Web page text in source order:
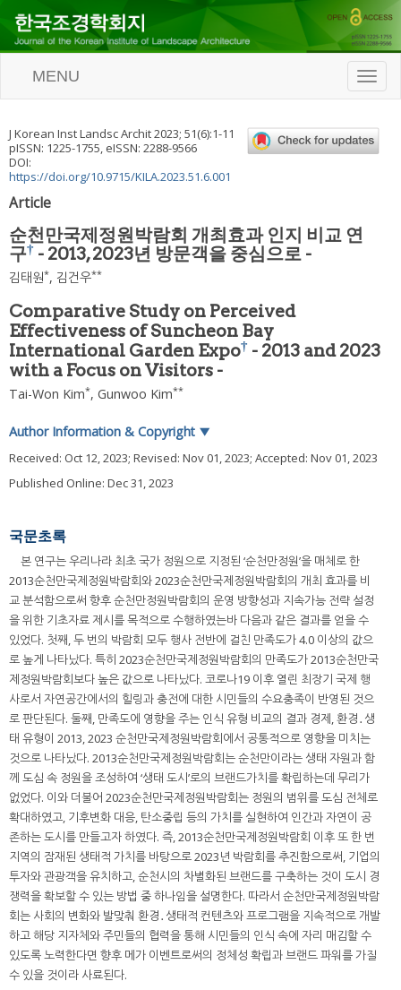
T
o
l
e
MENU
J Korean Inst Landsc Archit2023; 51(6):1-11
pISSN: 1225-1755, eISSN: 2288-9566
DOI:
https://doi.org/10.9715/KILA.2023.51.6.001
Article
순천만국제정원박람회 개최효과 인지 비교 연
구† - 2013, 2023년 방문객을 중심으로 -
김태원*, 김건우**
Comparative Study on Perceived
Effectiveness of Suncheon Bay
International Garden Expo† - 2013 and 2023
with a Focus on Visitors -
Tai-Won Kim*, Gunwoo Kim**
Author Information & Copyright ▼
Received: Oct 12, 2023; Revised: Nov 01, 2023; Accepted: Nov 01, 2023
Published Online: Dec 31, 2023
국문초록
본 연구는 우리나라 최초 국가 정원으로 지정된 ‘순천만정원’을 매체로 한
2013순천만국제정원박람회와 2023순천만국제정원박람회의 개최 효과를 비
교 분석함으로써 향후 순천만정원박람회의 운영 방향성과 지속가능 전략 설정
을 위한 기초자료 제시를 목적으로 수행하였는바 다음과 같은 결과를 얻을 수
있었다. 첫째, 두 번의 박람회 모두 행사 전반에 걸친 만족도가 4.0 이상의 값으
로 높게 나타났다. 특히 2023순천만국제정원박람회의 만족도가 2013순천만국
제정원박람회보다 높은 값으로 나타났다. 코로나19 이후 열린 최장기 국제 행
사로서 자연공간에서의 힐링과 충전에 대한 시민들의 수요충족이 반영된 것으
로 판단된다. 둘째, 만족도에 영향을 주는 인식 유형 비교의 결과 경제, 환경․생
태 유형이 2013, 2023 순천만국제정원박람회에서 공통적으로 영향을 미치는
것으로 나타났다. 2013순천만국제정원박람회는 순천만이라는 생태 자원과 함
께 도심 속 정원을 조성하여 ‘생태 도시’로의 브랜드가치를 확립하는데 무리가
없었다. 이와 더불어 2023순천만국제정원박람회는 정원의 범위를 도심 전체로
확대하였고, 기후변화 대응, 탄소중립 등의 가치를 실현하여 인간과 자연이 공
존하는 도시를 만들고자 하였다. 즉, 2013순천만국제정원박람회 이후 또 한 번
지역의 잠재된 생태적 가치를 바탕으로 2023년 박람회를 추진함으로써, 기업의
투자와 관광객을 유치하고, 순천시의 차별화된 브랜드를 구축하는 것이 도시 경
쟁력을 확보할 수 있는 방법 중 하나임을 설명한다. 따라서 순천만국제정원박람
회는 사회의 변화와 발맞춰 환경․생태적 컨텐츠와 프로그램을 지속적으로 개발
하고 해당 지자체와 주민들의 협력을 통해 시민들의 인식 속에 자리 매김할 수
있도록 노력한다면 향후 메가 이벤트로써의 정체성 확립과 브랜드 파워를 가질
수 있을 것이라 사료된다.